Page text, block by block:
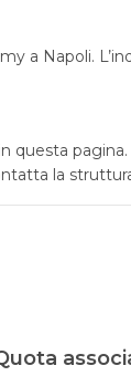
a Napoli.
questa
la